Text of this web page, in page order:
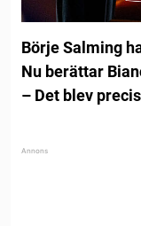
Börje Salming
Nu berättar
– Det blev